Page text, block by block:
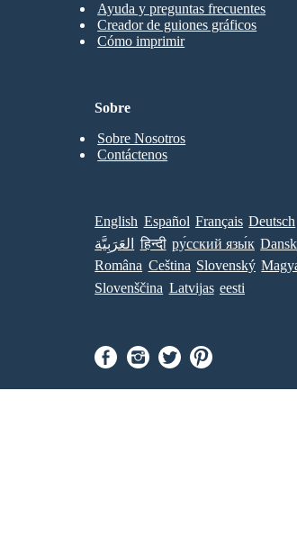
Ayuda y preguntas frecuentes
Creador de guiones gráficos
Cómo imprimir
Sobre
Sobre Nosotros
Contáctenos
English Español Français Deutsch
العَرَبِيَّة
हिन्दी ру́сский язы́к Dansk
Româna Ceština Slovenský
Slovenščina Latvijas eesti